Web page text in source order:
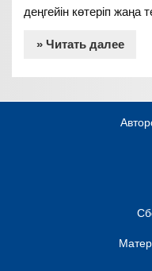
деңгейін көтеріп
» Читать далее